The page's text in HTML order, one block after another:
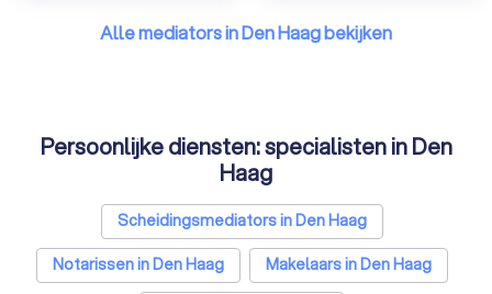
Alle mediators in Den Haag bekijken
Persoonlijke diensten: specialisten in Den
Haag
Scheidingsmediators in Den Haag
Notarissen in Den Haag
Makelaars in Den Haag